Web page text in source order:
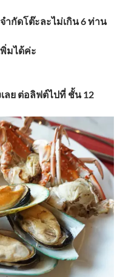
ำกัดโต๊ะละไม่เกิน 6 ท่าน
มได้ค่ะ
ลย ต่อลิฟต์ไปที่ ชั้น 12